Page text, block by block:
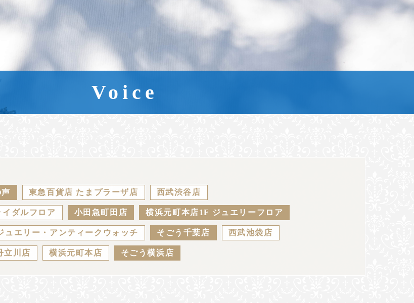
Voice
東急百貨店 たまプラーザ店 西武渋谷店
ダルフロア 小田急町田店 横浜元町本店1F ジュエリーフロア
エリー・アンティークウォッチ そごう千葉店 西武池袋店
立川店 横浜元町本店 そごう横浜店